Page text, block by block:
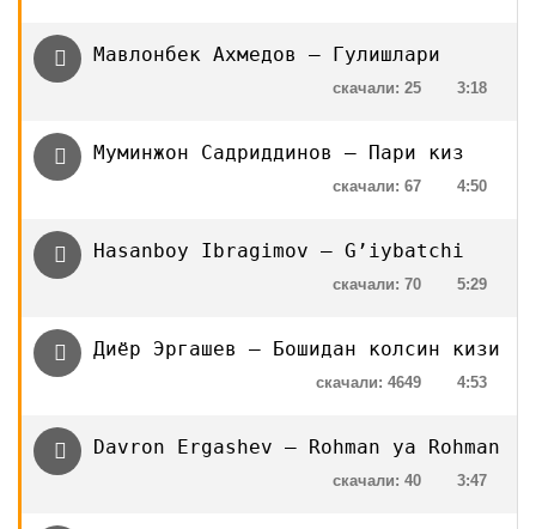
Мавлонбек Ахмедов — Гулишлари
3:18
скачали: 25
Муминжон Садриддинов — Пари киз
4:50
скачали: 67
Hasanboy Ibragimov — G’iybatchi
5:29
скачали: 70
Диёр Эргашев — Бошидан колсин кизи
4:53
скачали: 4649
Davron Ergashev — Rohman ya Rohman
3:47
скачали: 40